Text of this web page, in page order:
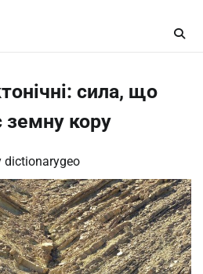
сила, що
земну кору
dictionarygeo